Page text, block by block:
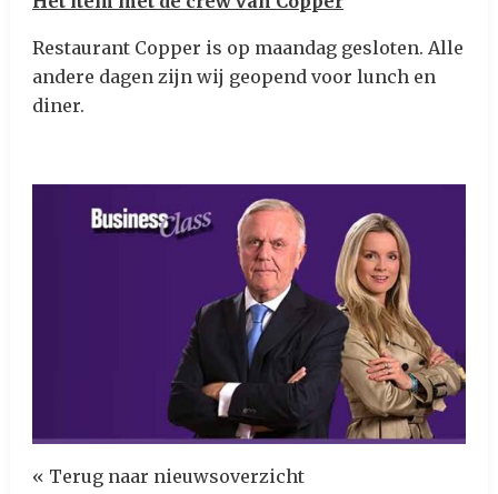
Restaurant Copper is op maandag gesloten. Alle
andere dagen zijn wij geopend voor lunch en
diner.
« Terug naar nieuwsoverzicht